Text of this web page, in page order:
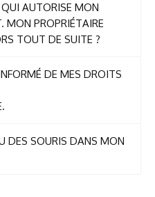
QUI AUTORISE MON
MON PROPRIÉTAIRE
TOUT DE SUITE ?
DE MES DROITS
DES SOURIS DANS MON